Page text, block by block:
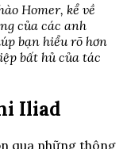
Homer, kể về
của các anh
bạn hiểu rõ hơn
bất hủ của tác
Iliad
qua những thông